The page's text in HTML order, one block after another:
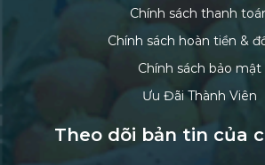
Chính sách thanh
Chính sách hoàn tiền &
Chính sách bảo mật
Ưu Đãi Thành Viên
Theo dõi bản tin của